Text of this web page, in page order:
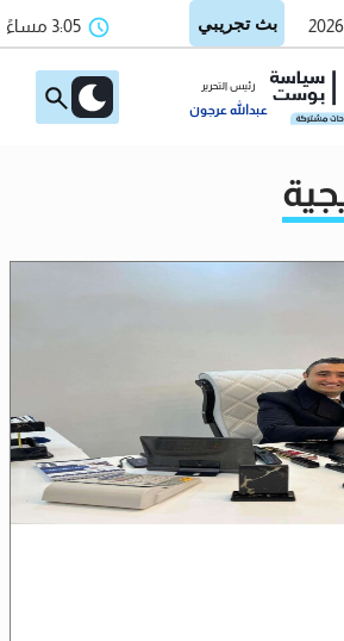
3:05 مساءً
رئيس التحرير
عبدالله عرجون